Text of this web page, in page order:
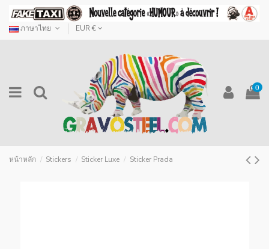
ภาษาไทย EUR €
0
หน้าหลัก Stickers Sticker Luxe Sticker Prada